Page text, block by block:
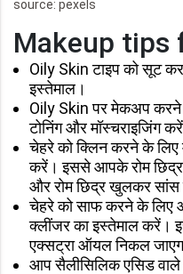
source: pexels
Makeup tips
Oily Skin टाइप को सूट
इस्तेमाल।
Oily Skin पर मेकअप करने
टोनिंग और मॉस्चराइजिंग
चेहरे को क्लिन करने के
करें। इससे आपके रोम छिद्र
और रोम छिद्र खुलकर सांस
चेहरे को साफ करने के लिए
क्लींजर का इस्तेमाल करें।
एक्सट्रा ऑयल निकल
आप सैलीसिलिक एसिड